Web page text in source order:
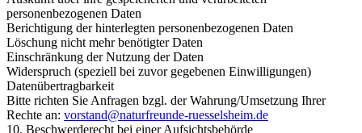
personenbezogenen Daten
Berichtigung der hinterlegten personenbezogenen Daten
Löschung nicht mehr benötigter Daten
Einschränkung der Nutzung der Daten
Widerspruch (speziell bei zuvor gegebenen Einwilligungen)
Datenübertragbarkeit
Bitte richten Sie Anfragen bzgl. der Wahrung/Umsetzung Ihrer
Rechte an: vorstand naturfreunde-ruesselsheim.de
10. Beschwerderecht bei einer Aufsichtsbehörde